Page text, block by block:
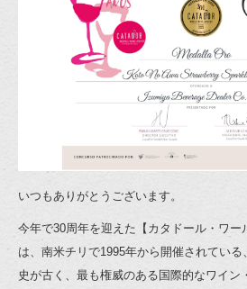
いつもありがとうございます。
今年で30周年を迎えた【カタドール・ワー
は、南米チリで1995年から開催されてい
史が古く、最も権威のある国際的なワイン